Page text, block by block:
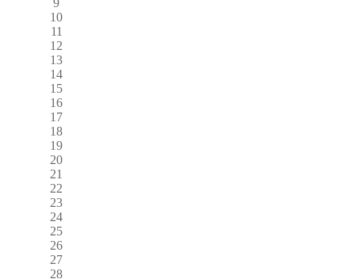
10
11
12
13
14
15
16
17
18
19
20
21
22
23
24
25
26
27
28